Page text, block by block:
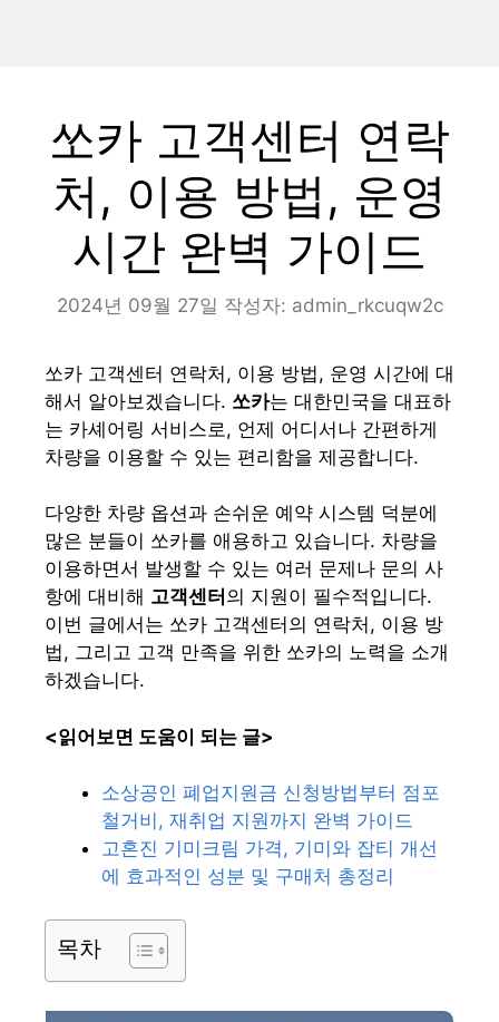
쏘카 고객센터 연락
처, 이용 방법, 운영
시간 완벽 가이드
2024년 09월 27일 작성자: admin_rkcuqw2c
쏘카 고객센터 연락처, 이용 방법, 운영 시간에 대
해서 알아보겠습니다. 쏘카는 대한민국을 대표하
는 카셰어링 서비스로, 언제 어디서나 간편하게
차량을 이용할 수 있는 편리함을 제공합니다.
다양한 차량 옵션과 손쉬운 예약 시스템 덕분에
많은 분들이 쏘카를 애용하고 있습니다. 차량을
이용하면서 발생할 수 있는 여러 문제나 문의 사
항에 대비해 고객센터 의 지원이 필수적입니다.
이번 글에서는 쏘카 고객센터의 연락처, 이용 방
법, 그리고 고객 만족을 위한 쏘카의 노력을 소개
하겠습니다.
<읽어보면 도움이 되는 글>
소상공인 폐업지원금 신청방법부터 점포
철거비, 재취업 지원까지 완벽 가이드
고혼진 기미크림 가격, 기미와 잡티 개선
에 효과적인 성분 및 구매처 총정리
목차